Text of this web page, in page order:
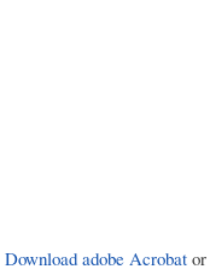
Download adobe Acrobat or